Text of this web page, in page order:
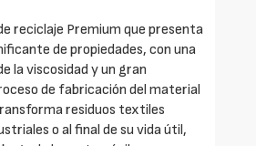
reciclaje Premium que presenta
de propiedades, con una
la viscosidad y un gran
de fabricación del material
residuos textiles
o al final de su vida útil,